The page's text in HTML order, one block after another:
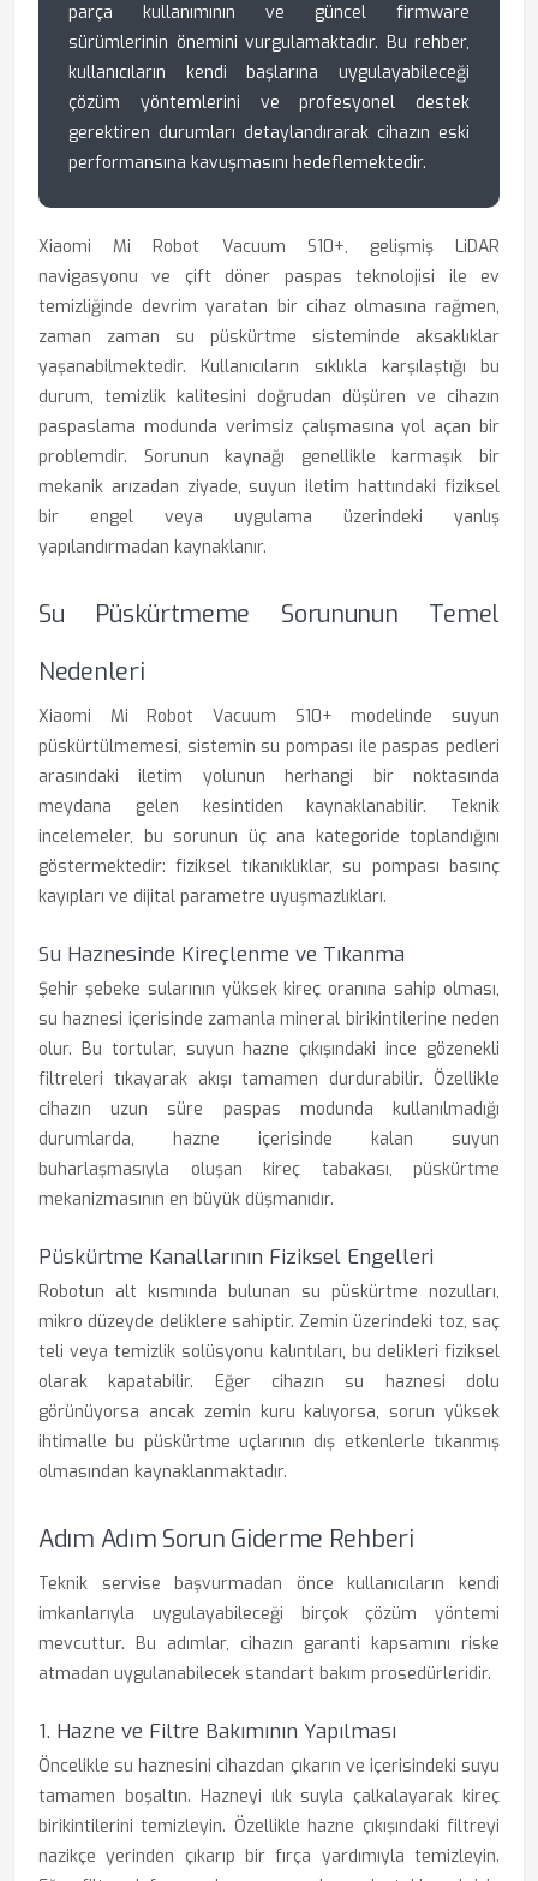
parça kullanımının ve güncel firmware
sürümlerinin önemini vurgulamaktadır. Bu rehber,
kullanıcıların kendi başlarına uygulayabileceği
çözüm yöntemlerini ve profesyonel destek
gerektiren durumları detaylandırarak cihazın eski
performansına kavuşmasını hedeflemektedir.
Xiaomi Mi Robot Vacuum S10+, gelişmiş LiDAR
navigasyonu ve çift döner paspas teknolojisi ile ev
temizliğinde devrim yaratan bir cihaz olmasına rağmen,
zaman zaman su püskürtme sisteminde aksaklıklar
yaşanabilmektedir. Kullanıcıların sıklıkla karşılaştığı bu
durum, temizlik kalitesini doğrudan düşüren ve cihazın
paspaslama modunda verimsiz çalışmasına yol açan bir
problemdir. Sorunun kaynağı genellikle karmaşık bir
mekanik arızadan ziyade, suyun iletim hattındaki fiziksel
bir engel veya uygulama üzerindeki yanlış
yapılandırmadan kaynaklanır.
Su Püskürtmeme Sorununun Temel
Nedenleri
Xiaomi Mi Robot Vacuum S10+ modelinde suyun
püskürtülmemesi, sistemin su pompası ile paspas pedleri
arasındaki iletim yolunun herhangi bir noktasında
meydana gelen kesintiden kaynaklanabilir. Teknik
incelemeler, bu sorunun üç ana kategoride toplandığını
göstermektedir: fiziksel tıkanıklıklar, su pompası basınç
kayıpları ve dijital parametre uyuşmazlıkları.
Su Haznesinde Kireçlenme ve Tıkanma
Şehir şebeke sularının yüksek kireç oranına sahip olması,
su haznesi içerisinde zamanla mineral birikintilerine neden
olur. Bu tortular, suyun hazne çıkışındaki ince gözenekli
filtreleri tıkayarak akışı tamamen durdurabilir. Özellikle
cihazın uzun süre paspas modunda kullanılmadığı
durumlarda, hazne içerisinde kalan suyun
buharlaşmasıyla oluşan kireç tabakası, püskürtme
mekanizmasının en büyük düşmanıdır.
Püskürtme Kanallarının Fiziksel Engelleri
Robotun alt kısmında bulunan su püskürtme nozulları,
mikro düzeyde deliklere sahiptir. Zemin üzerindeki toz, saç
teli veya temizlik solüsyonu kalıntıları, bu delikleri fiziksel
olarak kapatabilir. Eğer cihazın su haznesi dolu
görünüyorsa ancak zemin kuru kalıyorsa, sorun yüksek
ihtimalle bu püskürtme uçlarının dış etkenlerle tıkanmış
olmasından kaynaklanmaktadır.
Adım Adım Sorun Giderme Rehberi
Teknik servise başvurmadan önce kullanıcıların kendi
imkanlarıyla uygulayabileceği birçok çözüm yöntemi
mevcuttur. Bu adımlar, cihazın garanti kapsamını riske
atmadan uygulanabilecek standart bakım prosedürleridir.
1. Hazne ve Filtre Bakımının Yapılması
Öncelikle su haznesini cihazdan çıkarın ve içerisindeki suyu
tamamen boşaltın. Hazneyi ılık suyla çalkalayarak kireç
birikintilerini temizleyin. Özellikle hazne çıkışındaki filtreyi
nazikçe yerinden çıkarıp bir fırça yardımıyla temizleyin.